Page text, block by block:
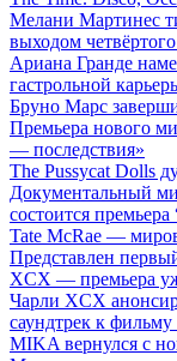
Мелани Мартинес
выходом
Ариана Гранде
гастрольной
Бруно Марс
Премьера нового
— последствия»
The Pussycat Dolls
Документальный
состоится
Tate McRae —
Представлен
XCX — премьера
Чарли XCX
саундтрек к фильму
MIKA вернулся с